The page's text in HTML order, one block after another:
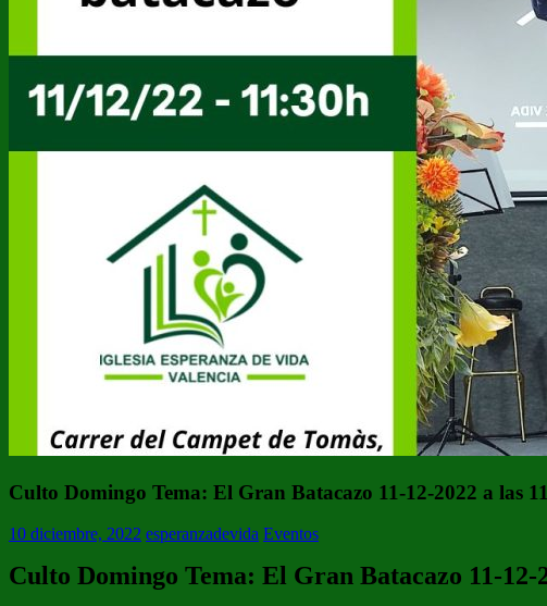
Culto Domingo Tema: El Gran Batacazo 11-12-2022 a las
10 diciembre, 2022 esperanzadevida Eventos
Culto Domingo Tema: El Gran Batacazo 11-12-